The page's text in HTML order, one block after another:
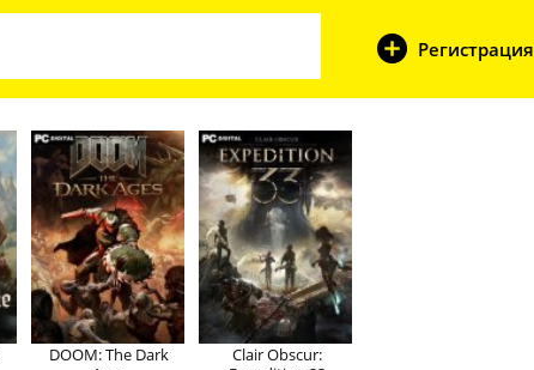
Регистрация
DOOM: The Dark
Clair Obscur: